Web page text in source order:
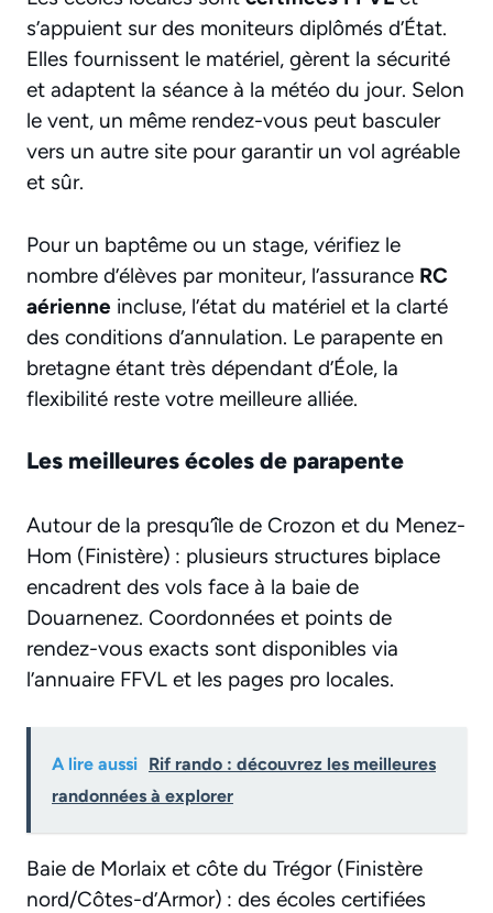
s’appuient sur des moniteurs diplômés d’État.
Elles fournissent le matériel, gèrent la sécurité
et adaptent la séance à la météo du jour. Selon
le vent, un même rendez-vous peut basculer
vers un autre site pour garantir un vol agréable
et sûr.
Pour un baptême ou un stage, vérifiez le
nombre d’élèves par moniteur, l’assurance RC
aérienne incluse, l’état du matériel et la clarté
des conditions d’annulation. Le parapente en
bretagne étant très dépendant d’Éole, la
flexibilité reste votre meilleure alliée.
Les meilleures écoles de parapente
Autour de la presqu’île de Crozon et du Menez-
Hom (Finistère) : plusieurs structures biplace
encadrent des vols face à la baie de
Douarnenez. Coordonnées et points de
rendez-vous exacts sont disponibles via
l’annuaire FFVL et les pages pro locales.
A lire aussi Rif rando : découvrez les meilleures
randonnées à explorer
Baie de Morlaix et côte du Trégor (Finistère
nord/Côtes-d’Armor) : des écoles certifiées